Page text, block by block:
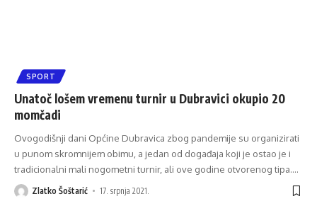
SPORT
Unatoč lošem vremenu turnir u Dubravici okupio 20
momčadi
Ovogodišnji dani Općine Dubravica zbog pandemije su organizirati
u punom skromnijem obimu, a jedan od događaja koji je ostao je i
tradicionalni mali nogometni turnir, ali ove godine otvorenog tipa.…
Zlatko Šoštarić 17. srpnja 2021.